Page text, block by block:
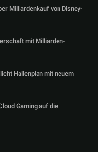
Milliardenkauf von Disney-
mit Milliarden-
Hallenplan mit neuem
Gaming auf die